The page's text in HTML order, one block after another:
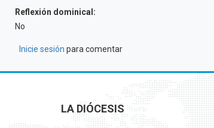
Reflexión dominical:
No
Inicie sesión para comentar
LA DIÓCESIS